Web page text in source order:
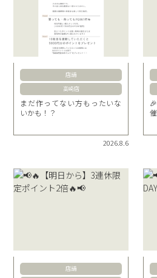
店舗
高崎店
まだ作ってない方もったいな
いかも！？
2026.8.6
店舗